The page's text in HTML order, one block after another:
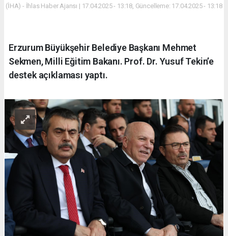
siteler
Veren
(İHA) - İhlas Haber Ajansı | 17.04.2025 - 13:18, Güncelleme: 17.04.2025 - 13:18
Erzurum Büyükşehir Belediye Başkanı Mehmet
Sekmen, Milli Eğitim Bakanı. Prof. Dr. Yusuf Tekin’e
destek açıklaması yaptı.